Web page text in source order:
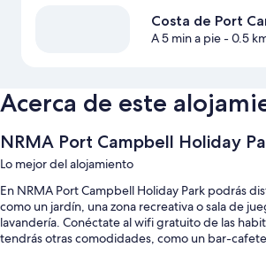
Costa de Port
A 5 min a pie- 0.5
Acerca de este
NRMA Port Campbell Holiday
Lo mejor del alojamiento
En NRMA Port Campbell Holiday Park podrás
como un jardín, una zona recreativa o sala de
lavandería. Conéctate al wifi gratuito de las
tendrás otras comodidades, como un bar-